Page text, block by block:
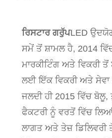
ਰਿਸਟਾਰ ਗਰੁੱਪLED
ਸਮੇਂ ਤੋਂ ਸ਼ਾਮਲ ਹੈ, 2014
ਮਾਰਕੀਟਿੰਗ ਅਤੇ ਵਿਕਰੀ
ਲਈ ਇੱਕ ਵਿਕਰੀ ਅਤੇ ਸੇਵਾ
ਜਲਦੀ ਹੀ 2015 ਵਿੱਚ
ਫੈਕਟਰੀ ਨੂੰ ਵਰਤੋਂ ਵਿੱਚ
ਲਾਗਤ ਅਤੇ ਤੇਜ਼ ਡਿਲਿਵਰੀ